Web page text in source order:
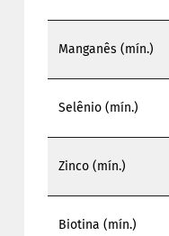
Manganês (mín.)
Selênio (mín.)
Zinco (mín.)
Biotina (mín.)